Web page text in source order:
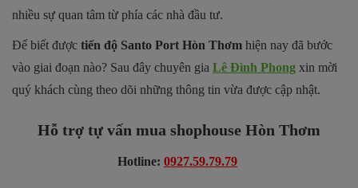
nhiều sự quan tâm từ phía các nhà đầu tư.
Để biết được tiến độ Santo Port Hòn Thơm hiện nay đã bước
vào giai đoạn nào? Sau đây chuyên gia Lê Đình Phong xin mời
quý khách cùng theo dõi những thông tin vừa được cập nhật.
Hỗ trợ tự vấn mua shophouse Hòn Thơm
Hotline: 0927.59.79.79